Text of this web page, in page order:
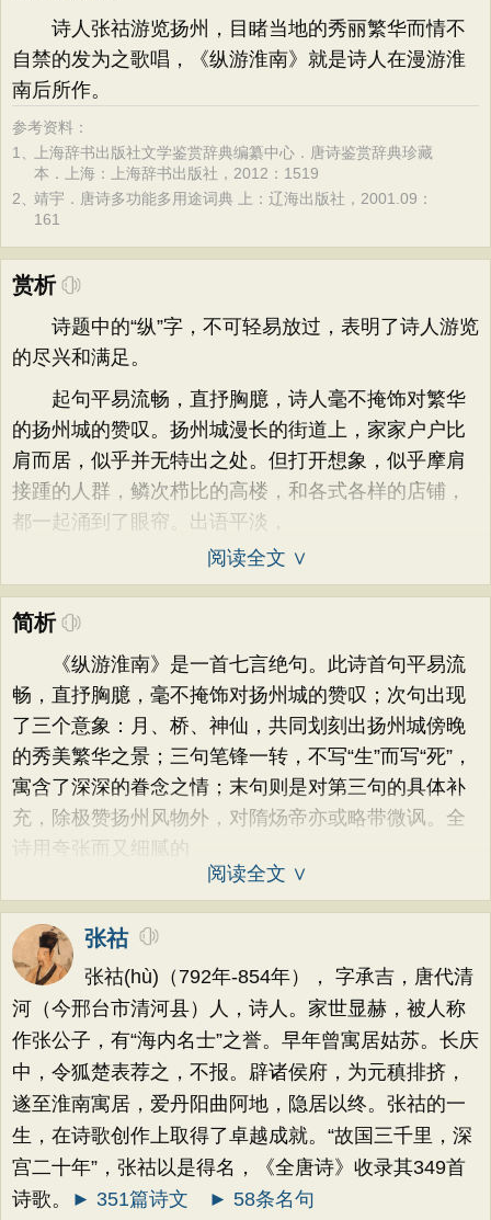
诗人张祜游览扬州，目睹当地的秀丽繁华而情不
自禁的发为之歌唱，《纵游淮南》就是诗人在漫游淮
南后所作。
参考资料：
1、
上海辞书出版社文学鉴赏辞典编纂中心．唐诗鉴赏辞典珍藏
本．上海：上海辞书出版社，2012：1519
2、靖宇．唐诗多功能多用途词典 上：辽海出版社，2001.09：
161
赏析
诗题中的“纵”字，不可轻易放过，表明了诗人游览
的尽兴和满足。
起句平易流畅，直抒胸臆，诗人毫不掩饰对繁华
的扬州城的赞叹。扬州城漫长的街道上，家家户户比
肩而居，似乎并无特出之处。但打开想象，似乎摩肩
接踵的人群，鳞次栉比的高楼，和各式各样的店铺，
都一起涌到了眼帘。出语平淡，
阅读全文 ∨
简析
《纵游淮南》是一首七言绝句。此诗首句平易流
畅，直抒胸臆，毫不掩饰对扬州城的赞叹；次句出现
了三个意象：月、桥、神仙，共同划刻出扬州城傍晚
的秀美繁华之景；三句笔锋一转，不写“生”而写“死”，
寓含了深深的眷念之情；末句则是对第三句的具体补
充，除极赞扬州风物外，对隋炀帝亦或略带微讽。全
诗用夸张而又细腻的
阅读全文 ∨
张祜
张祜(hù)（792年-854年）， 字承吉，唐代清
河（今邢台市清河县）人，诗人。家世显赫，被人称
作张公子，有“海内名士”之誉。早年曾寓居姑苏。长庆
中，令狐楚表荐之，不报。辟诸侯府，为元稹排挤，
遂至淮南寓居，爱丹阳曲阿地，隐居以终。张祜的一
生，在诗歌创作上取得了卓越成就。“故国三千里，深
宫二十年”，张祜以是得名，《全唐诗》收录其349首
诗歌。
► 351篇诗文 ► 58条名句